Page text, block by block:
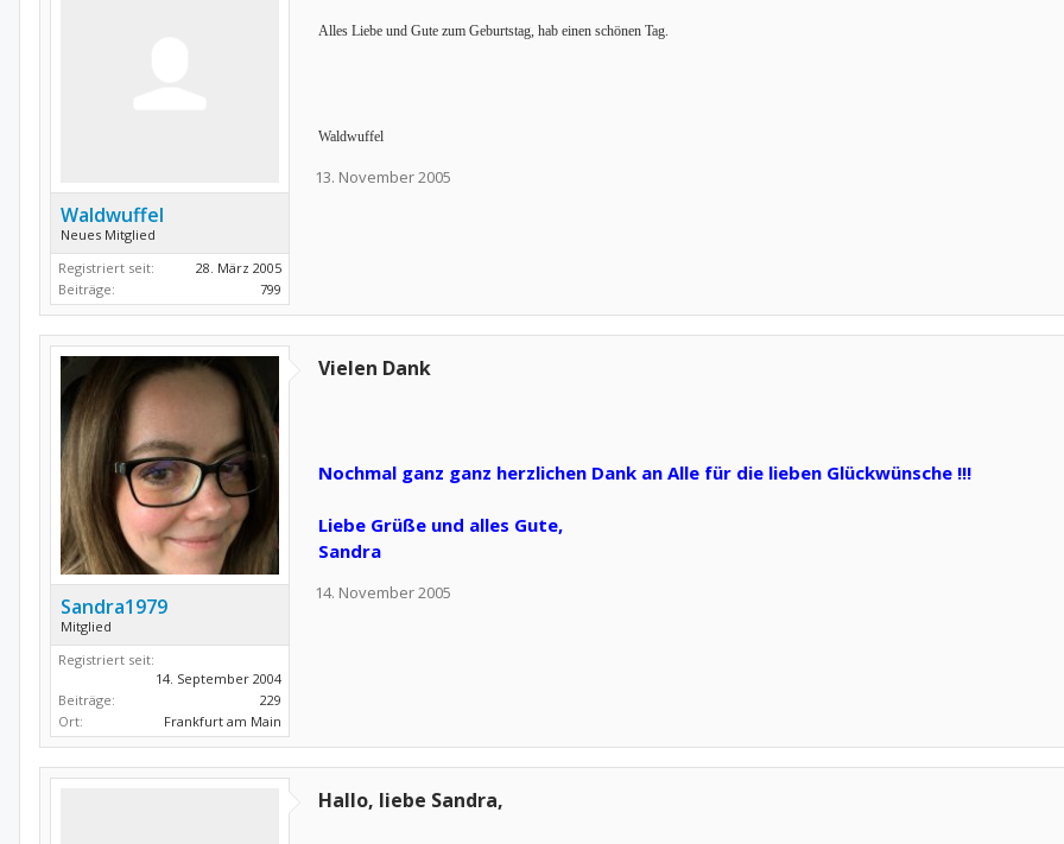
Waldwuffel
Neues Mitglied
Registriert seit:
28. März 2005
Beiträge:
799
Alles Liebe und Gute zum Geburtstag, hab einen schönen Tag.
Waldwuffel
13. November 2005
Sandra1979
Mitglied
Registriert seit:
14. September 2004
Beiträge:
229
Ort:
Frankfurt am Main
Vielen Dank
Nochmal ganz ganz herzlichen Dank an Alle für die lieben Glückwünsche !!!
Liebe Grüße und alles Gute,
Sandra
14. November 2005
Hallo, liebe Sandra,